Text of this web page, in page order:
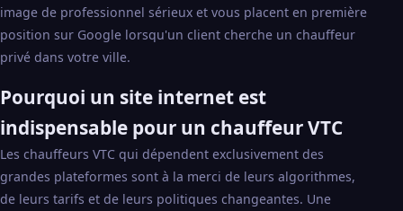
image de professionnel sérieux et vous placent en première
position sur Google lorsqu'un client cherche un chauffeur
privé dans votre ville.
Pourquoi un site internet est
indispensable pour un chauffeur VTC
Les chauffeurs VTC qui dépendent exclusivement des
grandes plateformes sont à la merci de leurs algorithmes,
de leurs tarifs et de leurs politiques changeantes. Une